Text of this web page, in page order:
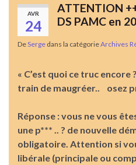
AVR
24
ATTENTION
DS PAMC en
DeSerge dans la catégorieArchives
« C’est quoi ce truc
train de maugréer.. osez
Réponse : vous ne vous
une p*** .. ? de nouvelle
obligatoire. Attention si
libérale (principale ou